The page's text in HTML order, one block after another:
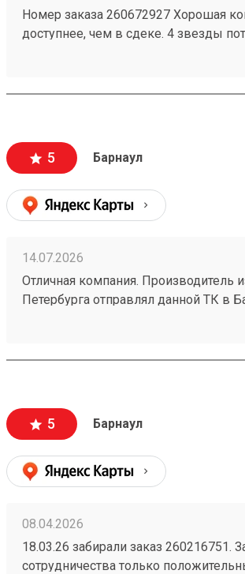
Номер заказа 260672927 Хорошая
доступнее, чем в сдеке. 4 звезды
5 Барнаул
14.07.2026
Отличная компания. Производитель
Петербурга отправлял данной ТК в
заказа №260626919. Пришли за
стоимости. Упаковано надежно -
деревянным щитом. Есть приложение
дальше. Жду заказ по доставке
Новосибирска.
5 Барнаул
08.04.2026
18.03.26 забирали заказ 260216751.
сотрудничества только